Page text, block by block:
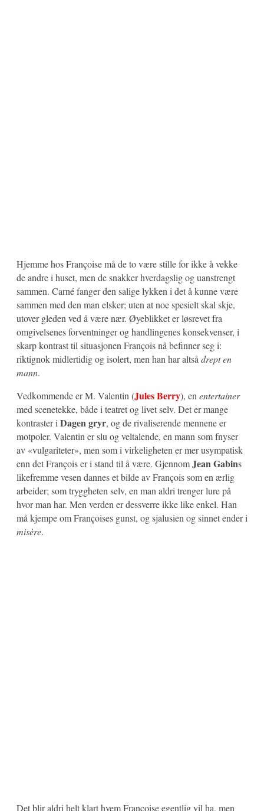
Hjemme hos Françoise må de to være stille for ikke å vekke
de andre i huset, men de snakker hverdagslig og uanstrengt
sammen. Carné fanger den salige lykken i det å kunne være
sammen med den man elsker; uten at noe spesielt skal skje,
utover gleden ved å være nær. Øyeblikket er løsrevet fra
omgivelsenes forventninger og handlingenes konsekvenser, i
skarp kontrast til situasjonen François nå befinner seg i:
riktignok midlertidig og isolert, men han har altsådrept en
mann.
Vedkommende er M. Valentin (Jules Berry), enentertainer
med scenetekke, både i teatret og livet selv. Det er mange
kontraster iDagen gryr, og de rivaliserende mennene er
motpoler. Valentin er slu og veltalende, en mann som fnyser
av «vulgariteter», men som i virkeligheten er mer usympatisk
enn det François er i stand til å være. GjennomJean Gabins
likefremme vesen dannes et bilde av François som en ærlig
arbeider; som tryggheten selv, en man aldri trenger lure på
hvor man har. Men verden er dessverre ikke like enkel. Han
må kjempe om Françoises gunst, og sjalusien og sinnet ender i
misère.
Det blir aldri helt klart hvem Françoise egentlig vil ha, men